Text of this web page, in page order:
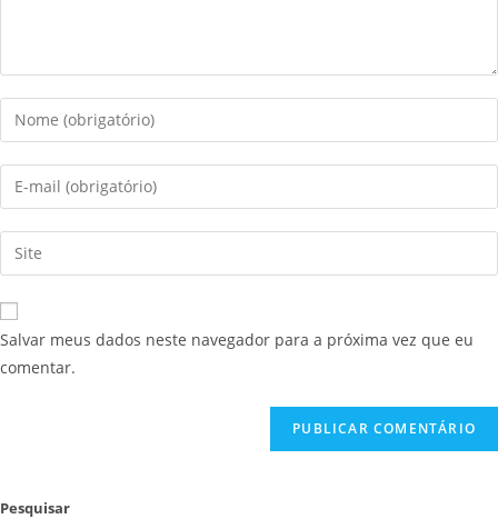
Salvar meus dados neste navegador para a próxima vez que eu
comentar.
Pesquisar